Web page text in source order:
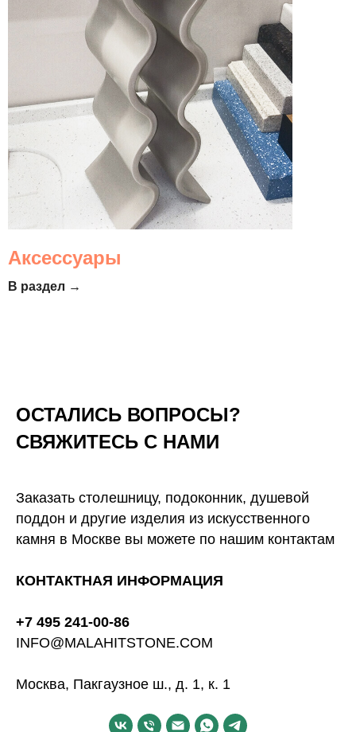
Аксессуары
В раздел →
ОСТАЛИСЬ ВОПРОСЫ?
СВЯЖИТЕСЬ С НАМИ
Заказать столешницу, подоконник, душевой
поддон и другие изделия из искусственного
камня в Москве вы можете по нашим контактам
КОНТАКТНАЯ ИНФОРМАЦИЯ
+7 495 241-00-86
INFO@MALAHITSTONE.COM
Москва, Пакгаузное ш., д. 1, к. 1